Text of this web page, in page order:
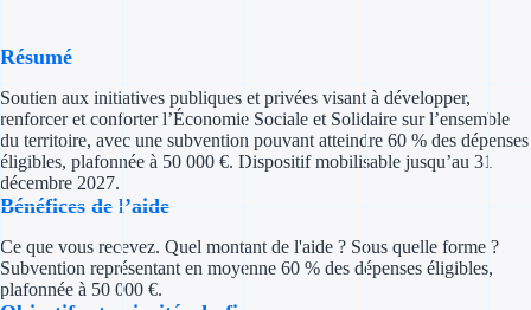
Subventions
Concours
Résumé
Soutien aux initiatives publiques et privées visant à développer,
renforcer et conforter l’Économie Sociale et Solidaire sur l’ensemble
du territoire, avec une subvention pouvant atteindre 60 % des dépenses
éligibles, plafonnée à 50 000 €. Dispositif mobilisable jusqu’au 31
décembre 2027.
Bénéfices de l’aide
Ce que vous recevez. Quel montant de l'aide ? Sous quelle forme ?
Subvention représentant en moyenne 60 % des dépenses éligibles,
plafonnée à 50 000 €.